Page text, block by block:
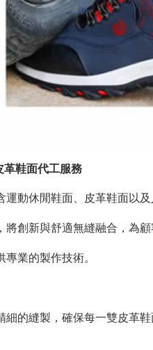
革鞋面代工服務
動休閒鞋面、皮革鞋面以及
創新與舒適無縫融合，為顧
業的製作技術。
的縫製，確保每一雙皮革